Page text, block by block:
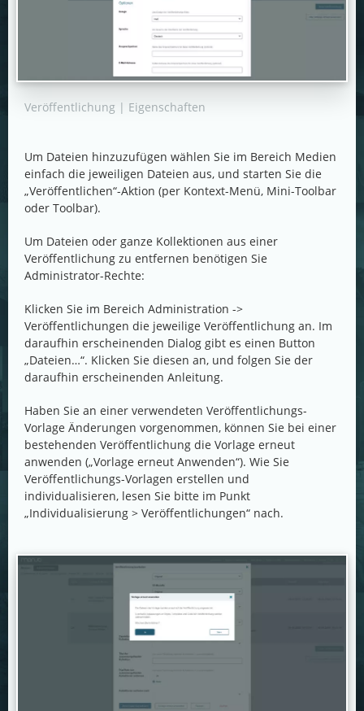
Veröffentlichung | Eigenschaften
Um Dateien hinzuzufügen wählen Sie im Bereich Medien
einfach die jeweiligen Dateien aus, und starten Sie die
„Veröffentlichen“-Aktion (per Kontext-Menü, Mini-Toolbar
oder Toolbar).
Um Dateien oder ganze Kollektionen aus einer
Veröffentlichung zu entfernen benötigen Sie
Administrator-Rechte:
Klicken Sie im Bereich Administration ->
Veröffentlichungen die jeweilige Veröffentlichung an. Im
daraufhin erscheinenden Dialog gibt es einen Button
„Dateien…“. Klicken Sie diesen an, und folgen Sie der
daraufhin erscheinenden Anleitung.
Haben Sie an einer verwendeten Veröffentlichungs-
Vorlage Änderungen vorgenommen, können Sie bei einer
bestehenden Veröffentlichung die Vorlage erneut
anwenden („Vorlage erneut Anwenden“). Wie Sie
Veröffentlichungs-Vorlagen erstellen und
individualisieren, lesen Sie bitte im Punkt
„Individualisierung > Veröffentlichungen“ nach.